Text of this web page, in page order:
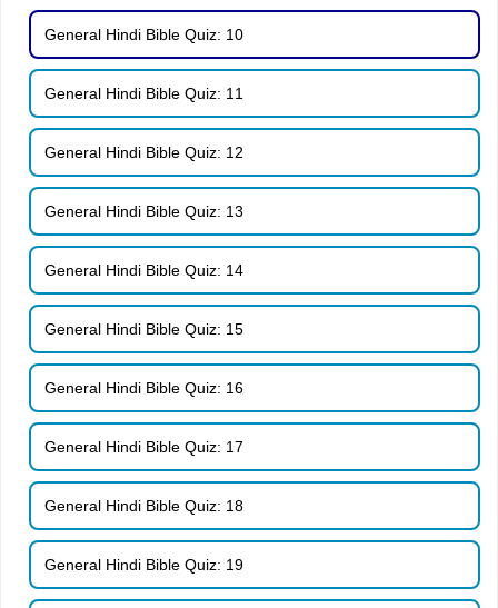
General Hindi Bible Quiz: 10
General Hindi Bible Quiz: 11
General Hindi Bible Quiz: 12
General Hindi Bible Quiz: 13
General Hindi Bible Quiz: 14
General Hindi Bible Quiz: 15
General Hindi Bible Quiz: 16
General Hindi Bible Quiz: 17
General Hindi Bible Quiz: 18
General Hindi Bible Quiz: 19